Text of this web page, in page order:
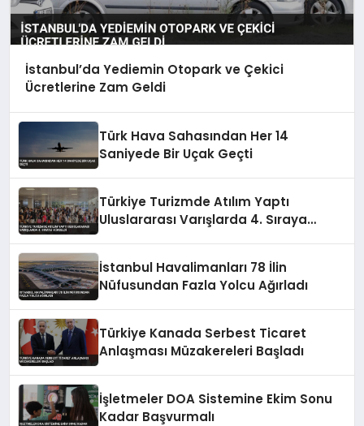
İstanbul’da Yediemin Otopark ve Çekici
Ücretlerine Zam Geldi
Türk Hava Sahasından Her 14
Saniyede Bir Uçak Geçti
Türkiye Turizmde Atılım Yaptı
Uluslararası Varışlarda 4. Sıraya
İstanbul Havalimanları 78 İlin
Nüfusundan Fazla Yolcu Ağırladı
Türkiye Kanada Serbest Ticaret
Anlaşması Müzakereleri Başladı
İşletmeler DOA Sistemine Ekim Sonu
Kadar Başvurmalı